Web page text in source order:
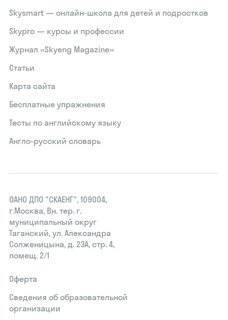
Skysmart — онлайн-школа для детей и подростков
Skypro — курсы и профессии
Журнал «Skyeng Magazine»
Статьи
Карта сайта
Бесплатные упражнения
Тесты по английскому языку
Англо-русский словарь
ОАНО ДПО "СКАЕНГ", 109004,
г.Москва, Вн. тер. г.
муниципальный округ
Таганский, ул. Александра
Солженицына, д. 23А, стр. 4,
помещ. 2/1
Оферта
Сведения об образовательной
организации